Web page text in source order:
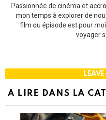
Passionnée de cinéma et
mon temps à explorer de
film ou épisode est pour
voyager
A LIRE DANS LA